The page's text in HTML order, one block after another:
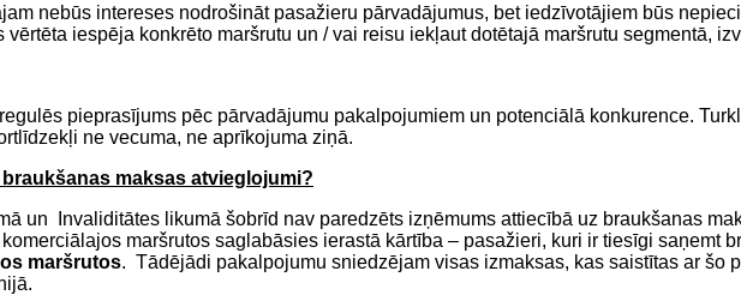
nebūs intereses nodrošināt pasažieru pārvadājumus, bet iedzīvotājiem būs
iespēja konkrēto maršrutu un / vai reisu iekļaut dotētajā maršrutu segmentā,
pieprasījums pēc pārvadājumu pakalpojumiem un potenciālā konkurence.
ne vecuma, ne aprīkojuma ziņā.
maksas atvieglojumi?
un Invaliditātes likumā šobrīd nav paredzēts izņēmums attiecībā uz braukšanas
maršrutos saglabāsies ierastā kārtība – pasažieri, kuri ir tiesīgi saņemt
maršrutos. Tādējādi pakalpojumu sniedzējam visas izmaksas, kas saistītas ar šo